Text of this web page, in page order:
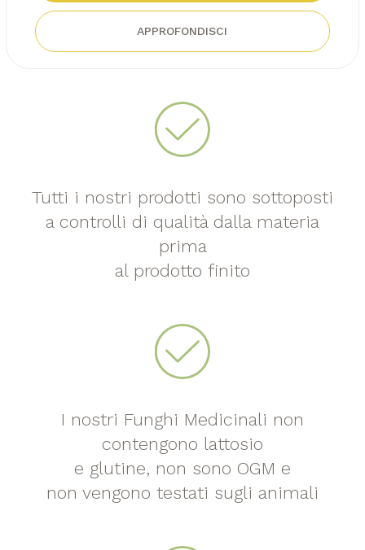
APPROFONDISCI
Tutti i nostri prodotti sono sottoposti
a controlli di qualità dalla materia
prima
al prodotto finito
I nostri Funghi Medicinali non
contengono lattosio
e glutine, non sono OGM e
non vengono testati sugli animali